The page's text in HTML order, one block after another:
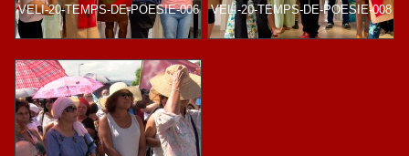
VELI-20-TEMPS-DE-POESIE-006 VELI-20-TEMPS-DE-POESIE-008